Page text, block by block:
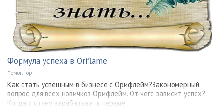
Формула успеха в Oriflame
Помогатор
Как стать успешным в бизнесе с Орифлейм?Закономерный
вопрос для всех новичков Орифлейм. От чего зависит успех?
Когда я стану зарабатывать первые